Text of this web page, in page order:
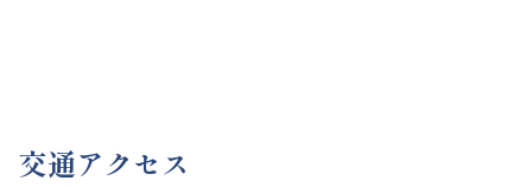
交通アクセス